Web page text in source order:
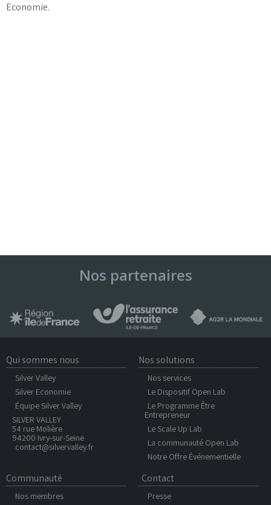
Economie.
Nos partenaires
Qui sommes nous
Silver Valley
Silver Economie
Équipe Silver Valley
SILVER VALLEY
54 rue Molière
94200 Ivry-sur-Seine
contact@silvervalley.fr
Nos solutions
Nos services
Le Dispositif Open Lab
Le Programme Être
Entrepreneur
Le Scale Up Lab
La communauté Open Lab
Notre Offre Événementielle
Communauté
Nos membres
Contact
Presse